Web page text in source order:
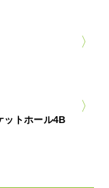
ットホール4B